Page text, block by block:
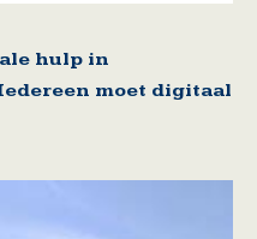
hulp in
moet digitaal